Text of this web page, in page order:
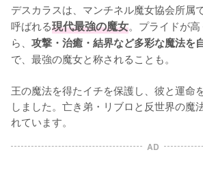
デスカラスは、マンチネル魔女協会所属
呼ばれる現代最強の魔女。プライドが
ら、 攻撃・治癒・結界など多彩な魔法を
で、最強の魔女と称されることも。
王の魔法を得たイチを保護し、彼と運命
しました。亡き弟・リブロと反世界の魔
れています。
AD